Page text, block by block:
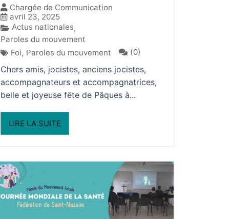
Chargée de Communication
avril 23, 2025
Actus nationales,
Paroles du mouvement
Foi, Paroles du mouvement (0)
Chers amis, jocistes, anciens jocistes,
accompagnateurs et accompagnatrices,
belle et joyeuse fête de Pâques à...
LIRE LA SUITE